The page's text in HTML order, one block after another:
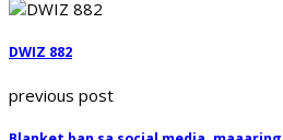
DWIZ 882
previous post